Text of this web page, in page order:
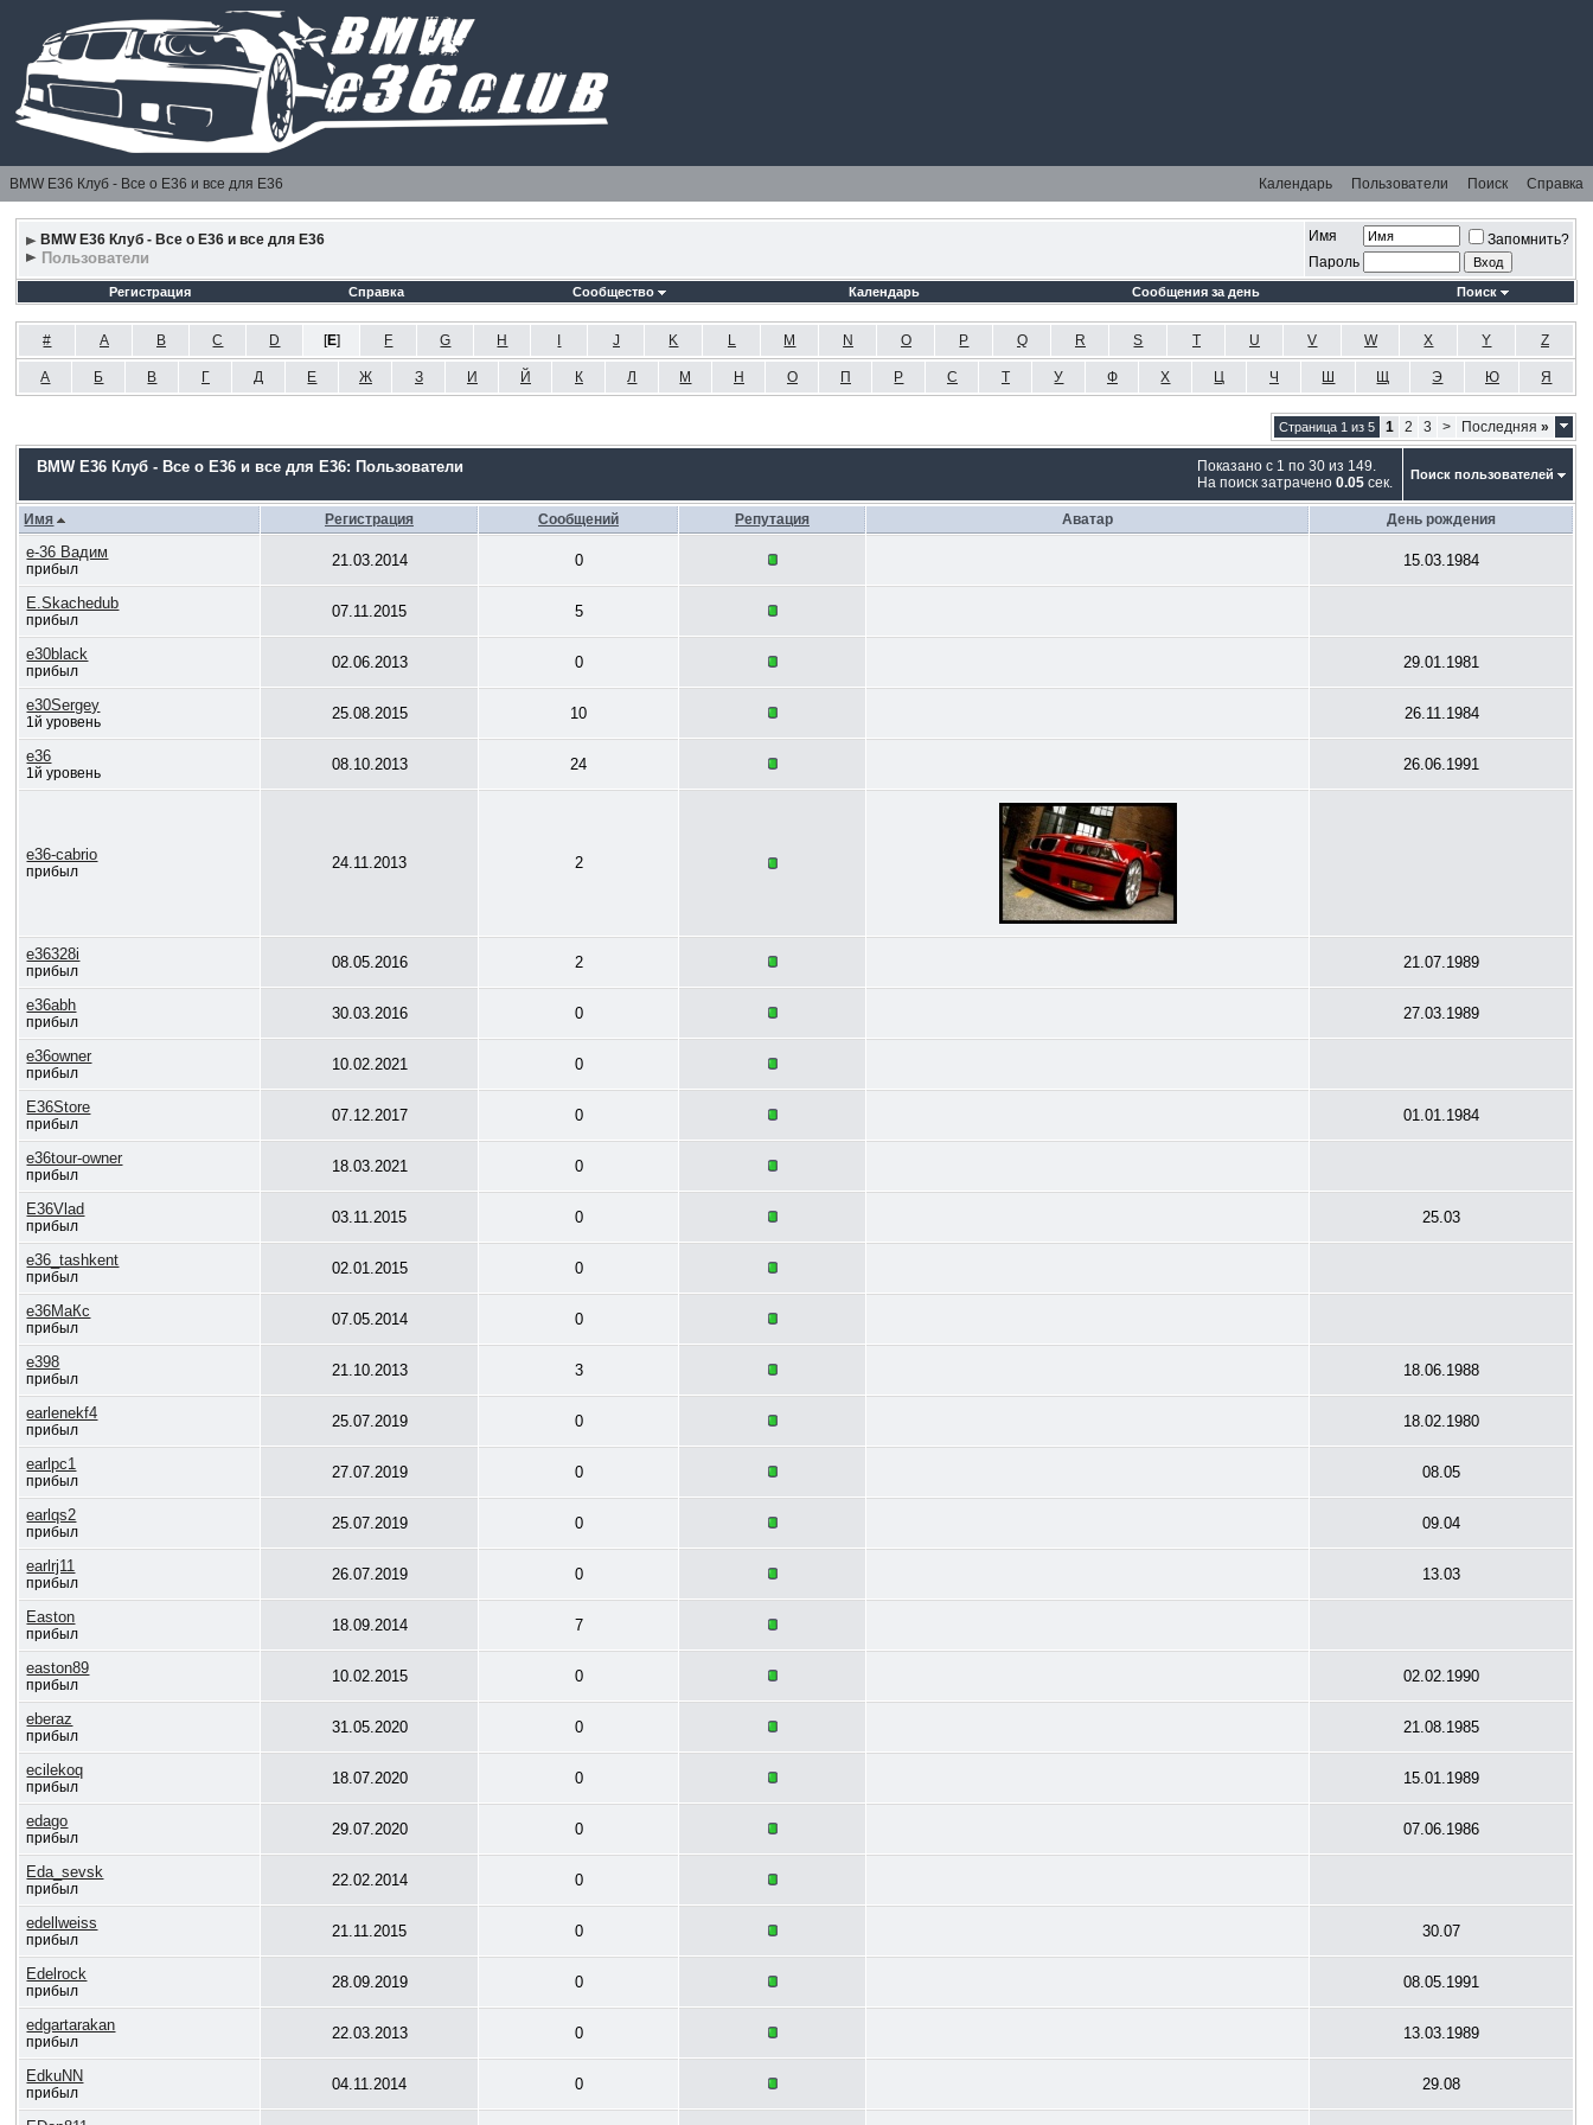
BMW E36 Клуб - Все о Е36 и все для Е36 Календарь Пользователи Поиск Справка
BMW E36 Клуб - Все о Е36 и все для Е36
Пользователи
Имя
Запомнить?
Пароль
Регистрация Справка Сообщество Календарь Сообщения за день Поиск
# A B C D [E] F G H J K L M N O P Q R S T U V W X Y Z
А Б В Г Д Е Ж З И Й К Л М Н О П Р С Т У Ф Х Ц Ч Ш Щ Э Ю Я
Страница 1 из 5 1 2 3 > Последняя»
Показано с 1 по 30 из 149.
На поиск затрачено0.05 сек.
BMW E36 Клуб - Все о Е36 и все для Е36: Пользователи Поиск пользователей
Имя Регистрация Сообщений Репутация Аватар День рождения
e-36 Вадим
прибыл 21.03.2014 0 15.03.1984
E.Skachedub
прибыл 07.11.2015 5
e30black
прибыл 02.06.2013 0 29.01.1981
e30Sergey
1й уровень 25.08.2015 10 26.11.1984
e36
1й уровень 08.10.2013 24 26.06.1991
e36-cabrio
прибыл 24.11.2013 2
e36328i
прибыл 08.05.2016 2 21.07.1989
e36abh
прибыл 30.03.2016 0 27.03.1989
e36owner
прибыл 10.02.2021 0
E36Store
прибыл 07.12.2017 0 01.01.1984
e36tour-owner
прибыл 18.03.2021 0
E36Vlad
прибыл 03.11.2015 0 25.03
e36_tashkent
прибыл 02.01.2015 0
e36МаКс
прибыл 07.05.2014 0
e398
прибыл 21.10.2013 3 18.06.1988
earlenekf4
прибыл 25.07.2019 0 18.02.1980
earlpc1
прибыл 27.07.2019 0 08.05
earlqs2
прибыл 25.07.2019 0 09.04
earlrj11
прибыл 26.07.2019 0 13.03
Easton
прибыл 18.09.2014 7
easton89
прибыл 10.02.2015 0 02.02.1990
eberaz
прибыл 31.05.2020 0 21.08.1985
ecilekoq
прибыл 18.07.2020 0 15.01.1989
edago
прибыл 29.07.2020 0 07.06.1986
Eda_sevsk
прибыл 22.02.2014 0
edellweiss
прибыл 21.11.2015 0 30.07
Edelrock
прибыл 28.09.2019 0 08.05.1991
edgartarakan
прибыл 22.03.2013 0 13.03.1989
EdkuNN
прибыл 04.11.2014 0 29.08